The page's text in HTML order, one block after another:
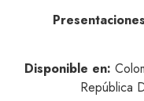
Disponible en:
República